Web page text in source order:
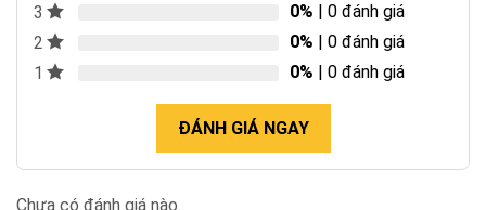
3
0% | 0 đánh giá
2
0% | 0 đánh giá
1
0% | 0 đánh giá
ĐÁNH GIÁ NGAY
Chưa có đánh giá nào.